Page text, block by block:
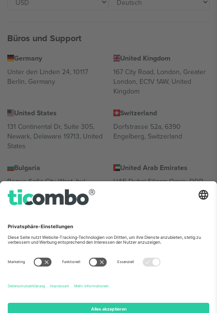
Büros und Support
Germany
Unter den Linden 24, 10117
Berlin, Germany
United Kingdom
167 City Road, London, Greater
London, EC1V 1AW, United
Kingdom
United States
131 Continental Dr, Suite 305,
Newark, Delaware 19713, United
States
Switzerland
Dorfstrasse 52a, 6390
Engelberg, Switzerland
Bulgaria
Regus Sofia City West, bul
Totleben 53-55, 1606 Sofia,
Bulgaria
United Arab Emirates
UAE Dubai Silicon Oasis, DDP
Building A1, Office 302, Dubai,
Mexico
Av Chapultepec 360, Roma
Norte, Cuauhtémoc, 06700
Ciudad de México, CDMX,
Mexico
Die juristische Person des Plattformanbieters kann je nach
Informationen finden Sie auf der jeweiligen Veranstaltungsseite, im